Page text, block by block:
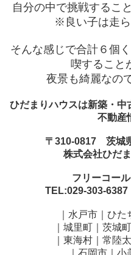
自分の中で挑戦するこ
※良い子は走
そんな感じで合計６個
喫すること
夜景も綺麗なの
ひだまりハウスは新築・
不動産
〒310-0817 茨城
株式会社ひだ
フリーコー
TEL:029-303-
｜水戸市｜ひた
｜城里町｜茨城
｜東海村｜常陸
｜石岡市｜